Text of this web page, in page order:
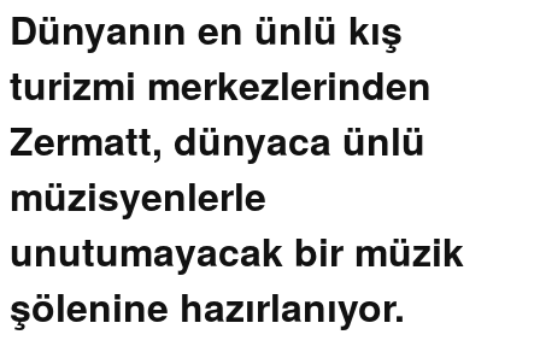
Dünyanın en ünlü kış
turizmi merkezlerinden
Zermatt, dünyaca ünlü
müzisyenlerle
unutumayacak bir müzik
şölenine hazırlanıyor.